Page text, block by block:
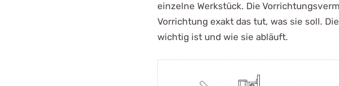
einzelne Werkstück. Die
Vorrichtung exakt das tut, was sie soll.
wichtig ist und wie sie abläuft.